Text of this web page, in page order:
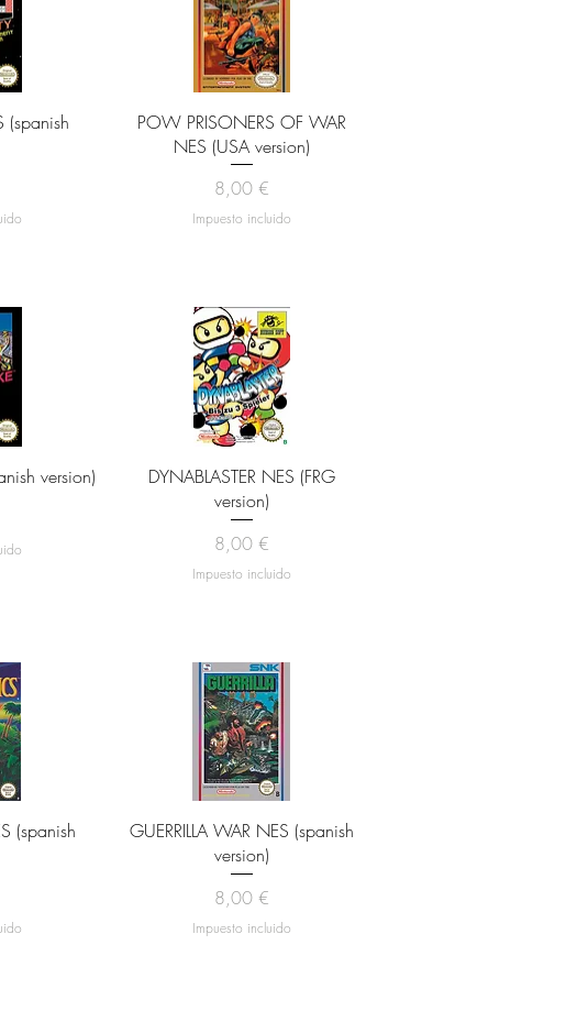
(spanish
Vista rápida
POW PRISONERS OF WAR
NES (USA version)
Precio
8,00 €
Impuesto incluido
version)
Vista rápida
DYNABLASTER NES (FRG
version)
Precio
8,00 €
Impuesto incluido
(spanish
Vista rápida
GUERRILLA WAR NES (spanish
version)
Precio
8,00 €
Impuesto incluido